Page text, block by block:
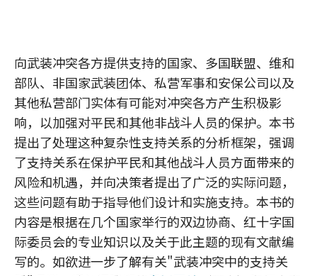
向武装冲突各方提供支持的国家、多国联盟、维和
部队、非国家武装团体、私营军事和安保公司以及
其他私营部门实体有可能对冲突各方产生积极影
响，以加强对平民和其他非战斗人员的保护。本书
提出了处理这种复杂性支持关系的分析框架，强调
了支持关系在保护平民和其他战斗人员方面带来的
风险和机遇，并向决策者提出了广泛的实际问题，
这些问题有助于指导他们设计和实施支持。本书的
内容是根据在几个国家举行的双边协商、红十字国
际委员会的专业知识以及关于此主题的现有文献编
写的。如欲进一步了解有关"武装冲突中的支持关